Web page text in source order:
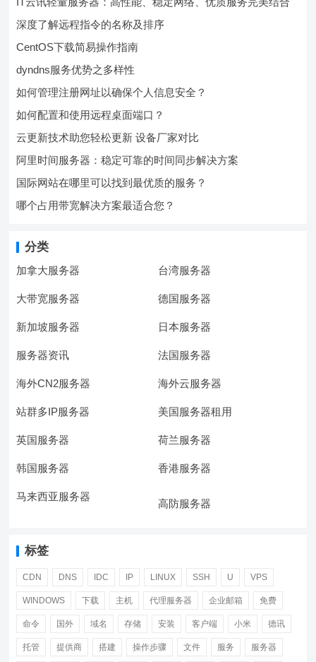
深度了解远程指令的名称及排序
CentOS下载简易操作指南
dyndns服务优势之多样性
如何管理注册网址以确保个人信息安全？
如何配置和使用远程桌面端口？
云更新技术助您轻松更新 设备厂家对比
阿里时间服务器：稳定可靠的时间同步解决方案
国际网站在哪里可以找到最优质的服务？
哪个占用带宽解决方案最适合您？
分类
加拿大服务器 台湾服务器
大带宽服务器 德国服务器
新加坡服务器 日本服务器
服务器资讯 法国服务器
海外CN2服务器 海外云服务器
站群多IP服务器 美国服务器租用
英国服务器 荷兰服务器
韩国服务器 香港服务器
马来西亚服务器
高防服务器
标签
CDN DNS IDC IP LINUX SSH U VPS
WINDOWS 下载 主机 代理服务器 企业邮箱 免费
命令 国外 域名 存储 安装 客户端 小米 德讯
托管 提供商 搭建 操作步骤 文件 服务 服务器